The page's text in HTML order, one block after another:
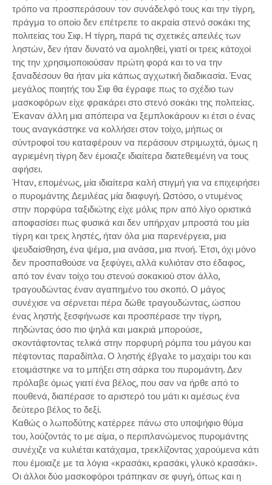
τρόπο να προσπεράσουν τον συνάδελφό τους και την τίγρη,
πράγμα το οποίο δεν επέτρεπε το ακραία στενό σοκάκι της
πολιτείας του Σιφ. Η τίγρη, παρά τις σχετικές απειλές των
ληστών, δεν ήταν δυνατό να αμοληθεί, γιατί οι τρεις κάτοχοί
της την χρησιμοποιούσαν πρώτη φορά και το να την
ξαναδέσουν θα ήταν μία κάπως αγχωτική διαδικασία. Ένας
μεγάλος ποιητής του Σιφ θα έγραφε πως το σχέδιο των
μασκοφόρων είχε φρακάρει στο στενό σοκάκι της πολιτείας.
Έκαναν άλλη μια απόπειρα να ξεμπλοκάρουν κι έτσι ο ένας
τους αναγκάστηκε να κολλήσει στον τοίχο, μήπως οι
σύντροφοί του καταφέρουν να περάσουν στριμωχτά, όμως η
αγριεμένη τίγρη δεν έμοιαζε ιδιαίτερα διατεθειμένη να τους
αφήσει.
Ήταν, επομένως, μία ιδιαίτερα καλή στιγμή για να επιχειρήσει
ο πυρομάντης Δεμιλέας μία διαφυγή. Ωστόσο, ο ντυμένος
στην πορφύρα ταξιδιώτης είχε μόλις πριν από λίγο οριστικά
αποφασίσει πως φυσικά και δεν υπήρχαν μπροστά του μία
τίγρη και τρεις ληστές, ήταν όλα μια παρενέργεια, μια
ψευδαίσθηση, ένα ψέμα, μια ανάσα, μια πνοή. Έτσι, όχι μόνο
δεν προσπαθούσε να ξεφύγει, αλλά κυλιόταν στο έδαφος,
από τον έναν τοίχο του στενού σοκακιού στον άλλο,
τραγουδώντας έναν αγαπημένο του σκοπό. Ο μάγος
συνέχισε να σέρνεται πέρα δώθε τραγουδώντας, ώσπου
ένας ληστής ξεσφήνωσε και προσπέρασε την τίγρη,
πηδώντας όσο πιο ψηλά και μακριά μπορούσε,
σκοντάφτοντας τελικά στην πορφυρή ρόμπα του μάγου και
πέφτοντας παραδίπλα. Ο ληστής έβγαλε το μαχαίρι του και
ετοιμάστηκε να το μπήξει στη σάρκα του πυρομάντη. Δεν
πρόλαβε όμως γιατί ένα βέλος, που σαν να ήρθε από το
πουθενά, διαπέρασε το αριστερό του μάτι κι αμέσως ένα
δεύτερο βέλος το δεξί.
Καθώς ο λωποδύτης κατέρρεε πάνω στο υποψήφιο θύμα
του, λούζοντάς το με αίμα, ο περιπλανώμενος πυρομάντης
συνέχιζε να κυλιέται κατάχαμα, τρεκλίζοντας χαρούμενα κάτι
που έμοιαζε με τα λόγια «κρασάκι, κρασάκι, γλυκό κρασάκι».
Οι άλλοι δύο μασκοφόροι τράπηκαν σε φυγή, όπως και η